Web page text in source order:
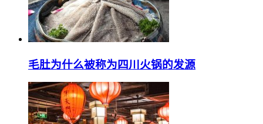
毛肚为什么被称为四川火锅的发源